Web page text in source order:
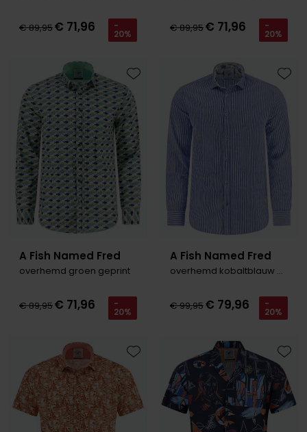
€ 89,95€ 71,96 -
20% € 89,95€ 71,96 -
20%
A Fish Named Fred
overhemd groen geprint
€ 89,95€ 71,96 -
20%
Toevoegen aan favorieten
A Fish Named Fred
overhemd kobaltblauw gestreept
€ 99,95€ 79,96 -
20%
Toevoegen aan favorieten